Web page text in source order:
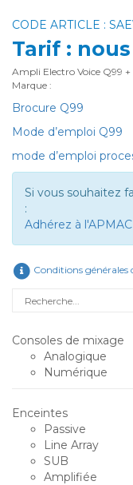
CODE ARTICLE :
Tarif :
Ampli Electro Voice Q99 +
Marque :
Brocure Q99
Mode d’emploi Q99
mode d’emploi
Si vous souhaitez
:
Adhérez à
Conditions générales
Rechercher
Consoles de mixage
Analogique
Numérique
Enceintes
Passive
Line Array
SUB
Amplifiée